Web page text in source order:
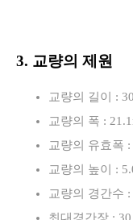
3. 교량의 제원
교량의 길이 :
교량의 폭 :
교량의 유효폭 :
교량의 높이 :
교량의 경간수 :